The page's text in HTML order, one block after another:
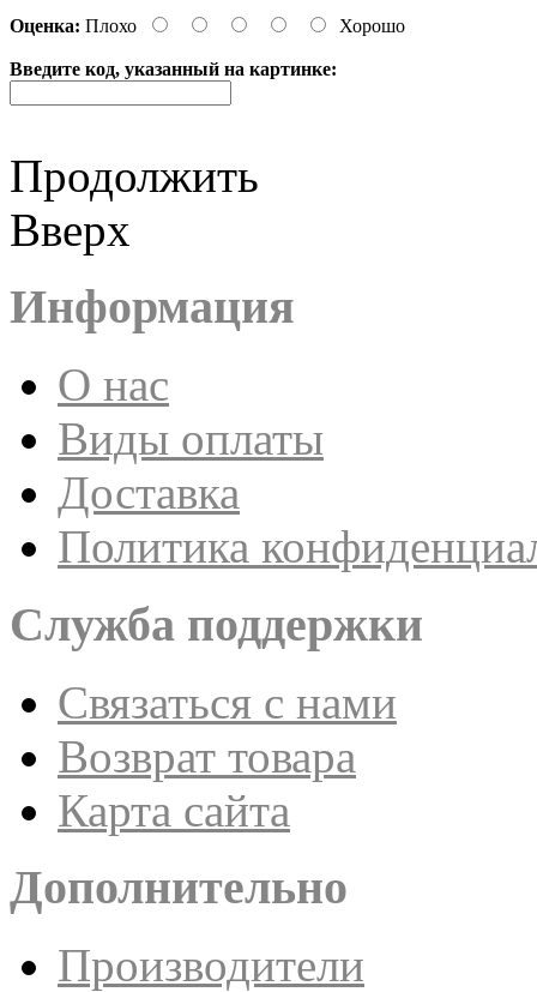
Оценка: Плохо Хорошо
Введите код, указанный на картинке:
Продолжить
Вверх
Информация
О нас
Виды оплаты
Доставка
Политика
Служба поддержки
Связаться с нами
Возврат товара
Карта сайта
Дополнительно
Производители